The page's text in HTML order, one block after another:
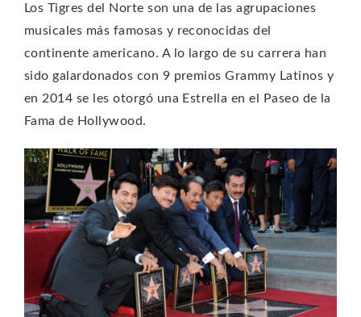
Los Tigres del Norte son una de las agrupaciones
musicales más famosas y reconocidas del
continente americano. A lo largo de su carrera han
sido galardonados con 9 premios Grammy Latinos y
en 2014 se les otorgó una Estrella en el Paseo de la
Fama de Hollywood.